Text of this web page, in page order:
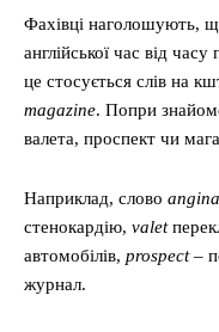
Фахівці наголошують,
англійської час від
це стосується слів на
magazine. Попри
валета, проспект чи
Наприклад, слово angina
стенокардію, valet
автомобілів, prospect–
журнал.